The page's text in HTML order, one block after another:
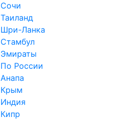
Сочи
Таиланд
Шри-Ланка
Стамбул
Эмираты
По России
Анапа
Крым
Индия
Кипр